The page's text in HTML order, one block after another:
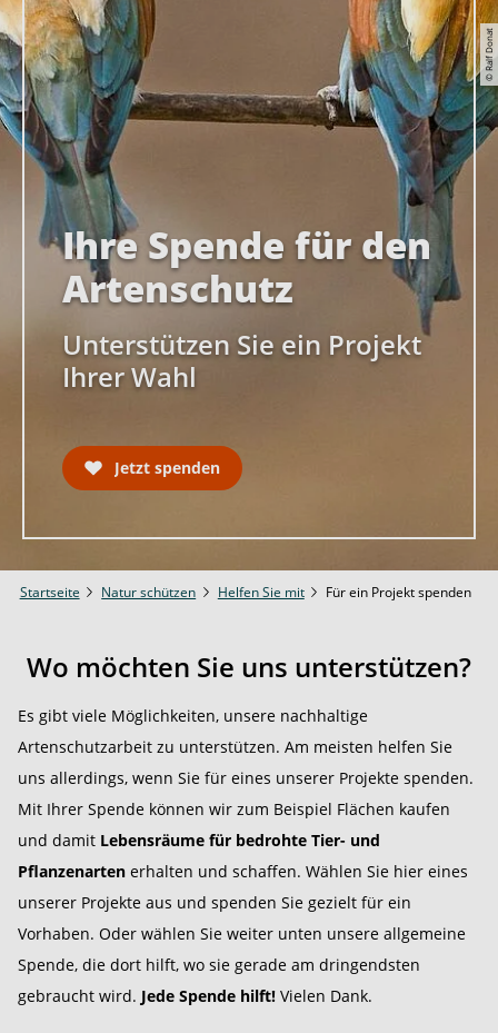
© Ralf Donat
Ihre Spende für den
Artenschutz
Unterstützen Sie ein Projekt
Ihrer Wahl
Jetzt spenden
Startseite Natur schützen Helfen Sie mit Für ein Projekt spenden
Wo möchten Sie uns unterstützen?
Es gibt viele Möglichkeiten, unsere nachhaltige
Artenschutzarbeit zu unterstützen. Am meisten helfen Sie
uns allerdings, wenn Sie für eines unserer Projekte spenden.
Mit Ihrer Spende können wir zum Beispiel Flächen kaufen
und damit Lebensräume für bedrohte Tier- und
Pflanzenarten erhalten und schaffen. Wählen Sie hier eines
unserer Projekte aus und spenden Sie gezielt für ein
Vorhaben. Oder wählen Sie weiter unten unsere allgemeine
Spende, die dort hilft, wo sie gerade am dringendsten
gebraucht wird. Jede Spende hilft! Vielen Dank.